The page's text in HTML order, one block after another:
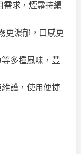
需求，煙霧持續
更濃郁，口感更
多種風味，豐
護，使用便捷